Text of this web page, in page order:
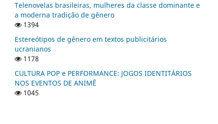
Telenovelas brasileiras, mulheres da classe dominante e
a moderna tradição de gênero
1394
Estereótipos de gênero em textos publicitários
ucranianos
1178
CULTURA POP e PERFORMANCE: JOGOS IDENTITÁRIOS
NOS EVENTOS DE ANIMÊ
1045